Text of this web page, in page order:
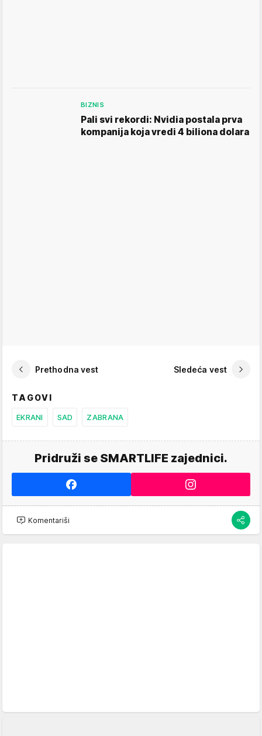
BIZNIS
Pali svi rekordi: Nvidia postala prva
kompanija koja vredi 4 biliona dolara
Prethodna vest Sledeća vest
TAGOVI
EKRANI SAD ZABRANA
Pridruži se SMARTLIFE zajednici.
Komentariši